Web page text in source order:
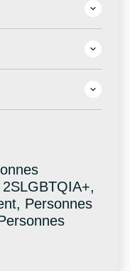
Personnes